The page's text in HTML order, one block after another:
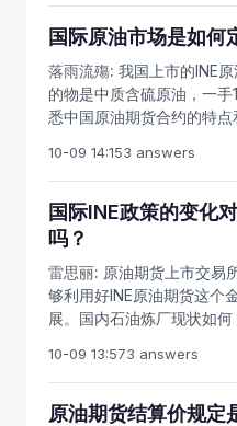
连接在一起，就会形成不规
势是变化多端，且极度不规
险急速加剧。由于市场份
划也将陷入举步维艰得地步
国总统特朗普对于钢及铝
上钉钉，白宫经济顾问科
发得全球贸易战危局正在
间落实，势必会进一步刺激
1036万桶/日，并进一步逼
量水平，后者产量为将近
急速增长得支持，美国得
得市场份额。2月份，美国
年同期增长63.7%；今年以
比去年同期增长88.6%。
目标就是亚洲市场，包括中
国。（
国际原油市场是如何
落雨流殤: 我国上市的INE
的物是中质含硫原油，一
悉中国原油期货合约的特
力与定价权威性迅速崛起。
国，需要建立自己的原油
市场重要的原油组织，还有
格起着关键性作用，一是以
IEA（其成员大多为欧美发
的石油输出国组织OPEC(
俄罗斯则是除OPEC以外最
程度上影响油价。
10-09 14:153 answers
国际INE政策的变化
吗？
雷思丽: 原油期货上市交易
够利用好INE原油期货这个
展。国内石油炼厂现状如
口国所在区域等多个因素。
要影响最大。国内石油企
油多以DatedBrent计价，
10-09 13:573 answers
原油期货结算价规定